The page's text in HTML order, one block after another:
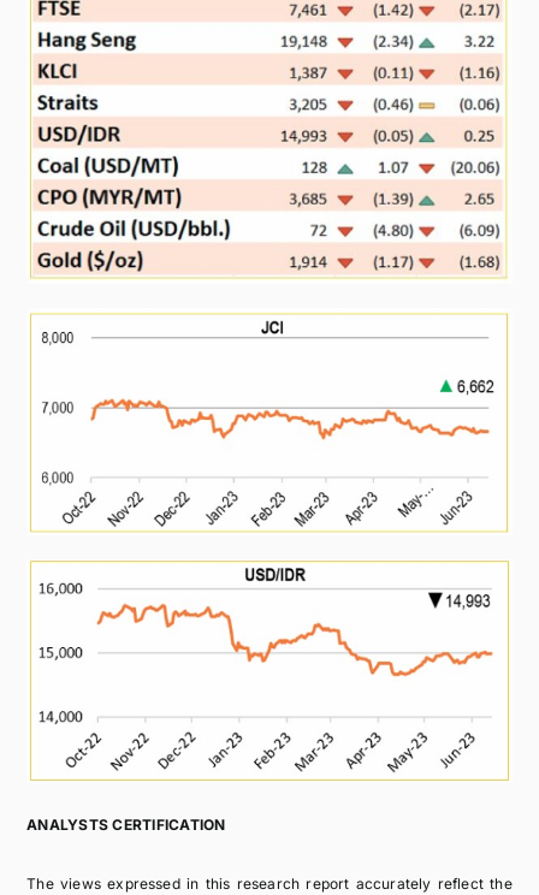
ANALYSTS CERTIFICATION
The views expressed in this research report accurately reflect the